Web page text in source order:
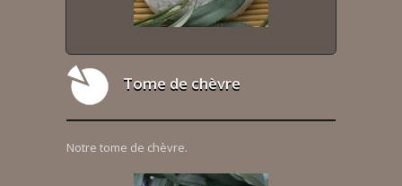
Tome de chèvre
Notre tome de chèvre.